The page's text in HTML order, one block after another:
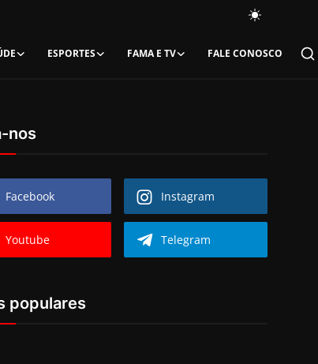
ESPORTES FAMA E TV FALE CONOSCO
nos
Facebook Instagram
Youtube Telegram
populares